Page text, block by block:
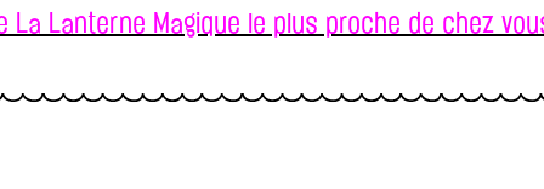
La Lanterne Magique le plus proche de chez